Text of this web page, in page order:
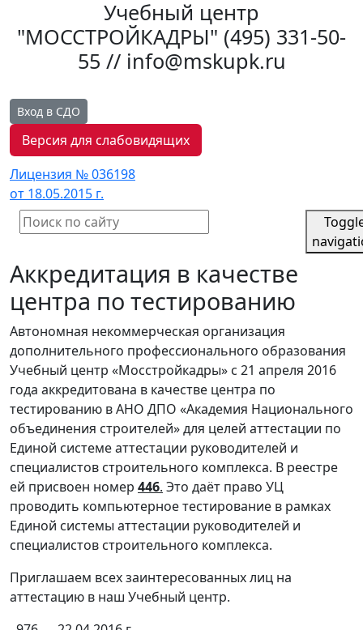
Учебный центр
"МОССТРОЙКАДРЫ" (495) 331-50-
55 // info@mskupk.ru
Вход в СДО
Версия для слабовидящих
Лицензия № 036198
от 18.05.2015 г.
Аккредитация в качестве
центра по тестированию
Автономная некоммерческая организация
дополнительного профессионального образования
Учебный центр «Мосстройкадры» с 21 апреля 2016
года аккредитована в качестве центра по
тестированию в АНО ДПО «Академия Национального
объединения строителей» для целей аттестации по
Единой системе аттестации руководителей и
специалистов строительного комплекса. В реестре
ей присвоен номер 446. Это даёт право УЦ
проводить компьютерное тестирование в рамках
Единой системы аттестации руководителей и
специалистов строительного комплекса.
Приглашаем всех заинтересованных лиц на
аттестацию в наш Учебный центр.